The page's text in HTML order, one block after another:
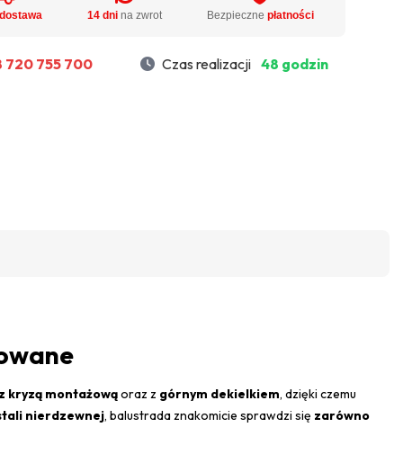
dostawa 14 dni na zwrot Bezpieczne płatności
720 755 700 Czas realizacji 48 godzin
kryzą montażowąoraz z górnym dekielkiem, dzięki czemu
nierdzewnej, balustrada znakomicie sprawdzi się zarówno